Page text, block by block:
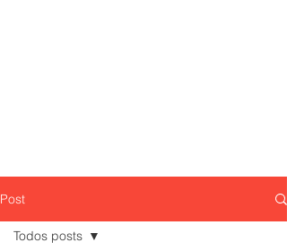
Post
Todos posts